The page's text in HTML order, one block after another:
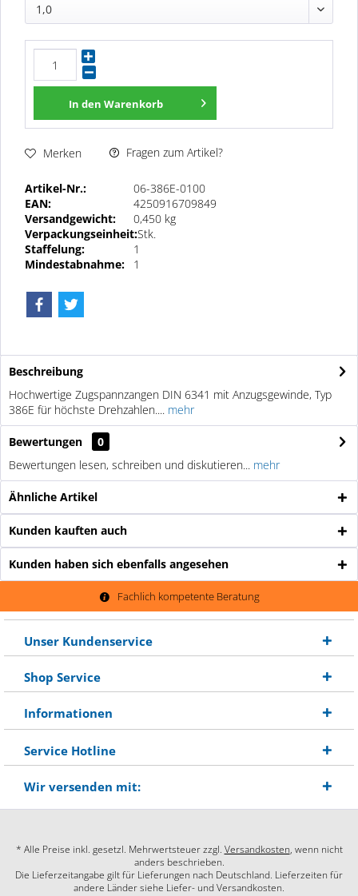
1,0
In den Warenkorb
Merken Fragen zum Artikel?
Artikel-Nr.:
06-386E-0100
EAN:
4250916709849
Versandgewicht:
0,450 kg
Verpackungseinheit:Stk.
Staffelung:
1
Mindestabnahme:
1
Beschreibung
Hochwertige Zugspannzangen DIN 6341 mit Anzugsgewinde, Typ
386E für höchste Drehzahlen.... mehr
Bewertungen
0
Bewertungen lesen, schreiben und diskutieren... mehr
Ähnliche Artikel
Kunden kauften auch
Kunden haben sich ebenfalls angesehen
Fachlich kompetente Beratung
Unser Kundenservice
Shop Service
Informationen
Service Hotline
Wir versenden mit:
* Alle Preise inkl. gesetzl. Mehrwertsteuer zzgl. Versandkosten, wenn nicht
anders beschrieben.
Die Lieferzeitangabe gilt für Lieferungen nach Deutschland. Lieferzeiten für
andere Länder siehe Liefer- und Versandkosten.